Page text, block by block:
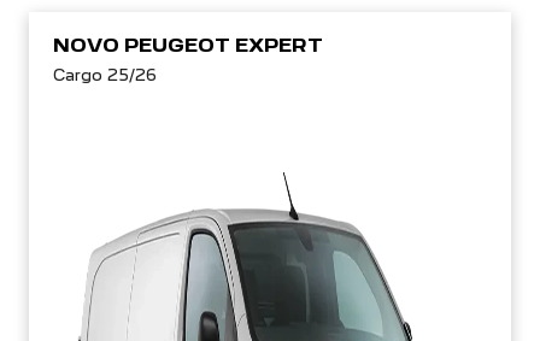
NOVO PEUGEOT EXPERT
Cargo 25/26